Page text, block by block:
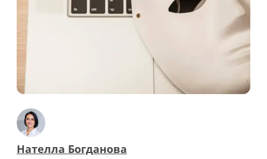
Нателла Богданова